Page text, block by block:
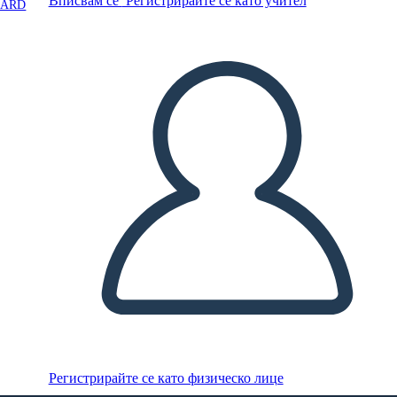
Регистрирайте се като физическо лице